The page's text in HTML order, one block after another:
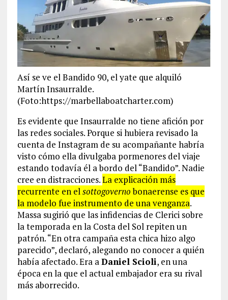
Así se ve el Bandido 90, el yate que alquiló
Martín Insaurralde.
(Foto:https://marbellaboatcharter.com)
Es evidente que Insaurralde no tiene afición por
las redes sociales. Porque si hubiera revisado la
cuenta de Instagram de su acompañante habría
visto cómo ella divulgaba pormenores del viaje
estando todavía él a bordo del “Bandido”. Nadie
cree en distracciones.La explicación más
recurrente en elsottogovernobonaerense es que
la modelo fue instrumento de una venganza.
Massa sugirió que las infidencias de Clerici sobre
la temporada en la Costa del Sol repiten un
patrón. “En otra campaña esta chica hizo algo
parecido”, declaró, alegando no conocer a quién
había afectado. Era aDaniel Scioli, en una
época en la que el actual embajador era su rival
más aborrecido.